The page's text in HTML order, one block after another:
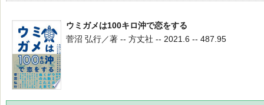
ウミガメは100キロ沖で恋をする
菅沼 弘行／著 -- 方丈社 -- 2021.6 -- 487.95